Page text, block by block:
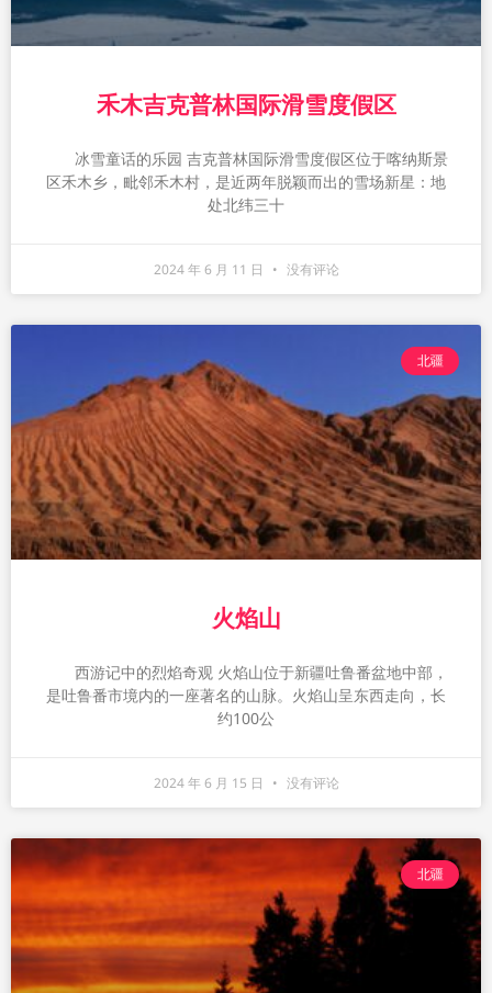
禾木吉克普林国际滑雪度假区
冰雪童话的乐园 吉克普林国际滑雪度假区位于喀纳斯景
区禾木乡，毗邻禾木村，是近两年脱颖而出的雪场新星：地
处北纬三十
2024 年 6 月 11 日 没有评论
北疆
火焰山
西游记中的烈焰奇观 火焰山位于新疆吐鲁番盆地中部，
是吐鲁番市境内的一座著名的山脉。火焰山呈东西走向，长
约100公
2024 年 6 月 15 日 没有评论
北疆